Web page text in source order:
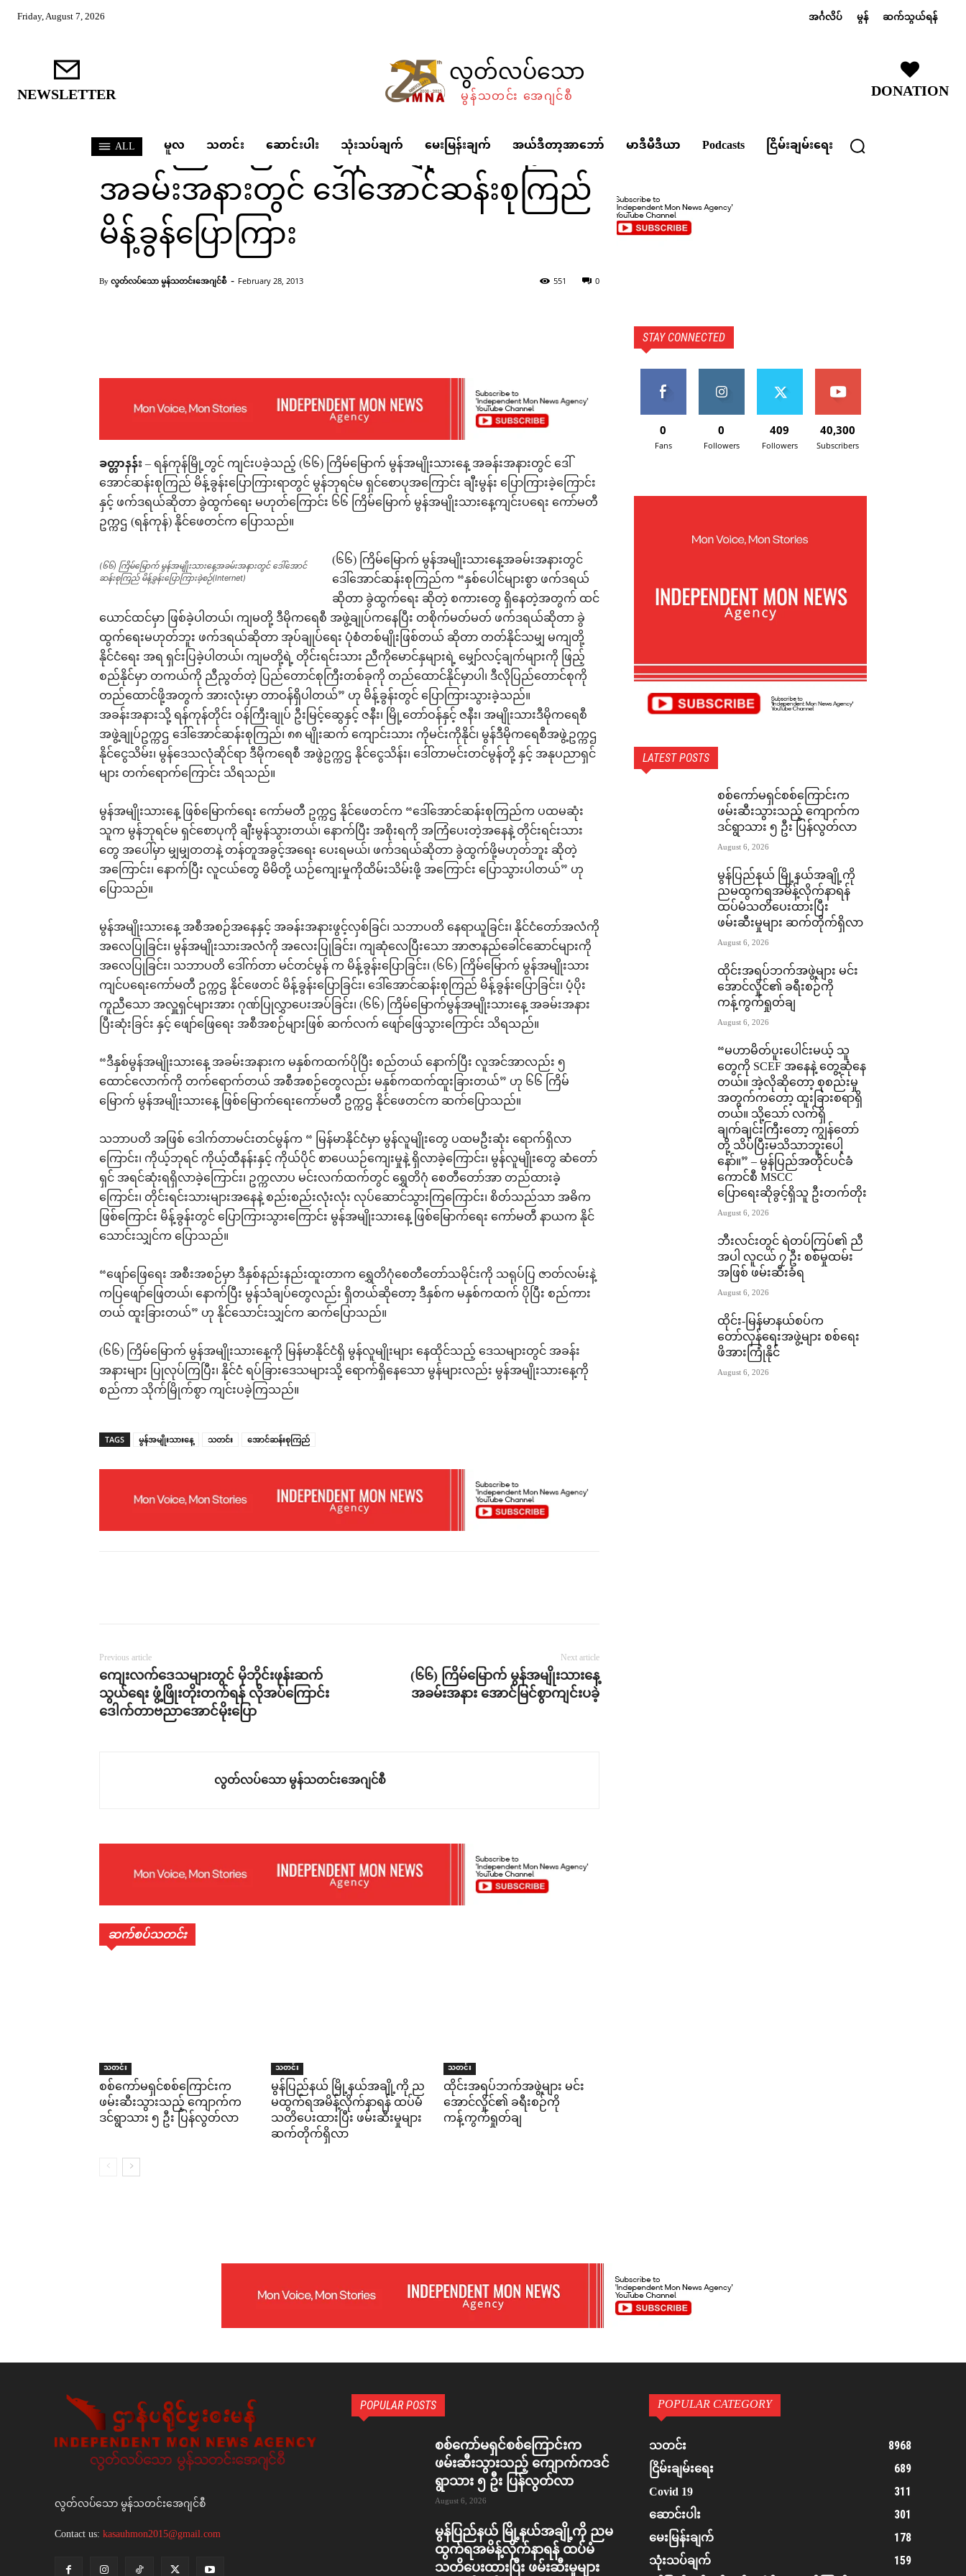
Friday, August 7, 2026 အင်္ဂလိပ် မွန် ဆက်သွယ်ရန်
NEWSLETTER လွတ်လပ်သော
မွန်သတင်း အေဂျင်စီ DONATION
ALL မူလ သတင်း ဆောင်းပါး သုံးသပ်ချက် မေးမြန်းချက် အယ်ဒီတာ့အာဘော် မာဒီမီဒီယာ Podcasts ငြိမ်းချမ်းရေး
Home သတင်း (၆၆) ကြိမ်မြောက် မွန်အမျိုးသားနေ့အခမ်းအနားတွင် ဒေါ်အောင်ဆန်းစုကြည် မိန့်ခွန်ပြောကြား
(၆၆) ကြိမ်မြောက် မွန်အမျိုးသားနေ့
အခမ်းအနားတွင် ဒေါ်အောင်ဆန်းစုကြည်
မိန့်ခွန်ပြောကြား
By လွတ်လပ်သော မွန်သတင်းအေဂျင်စီ - February 28, 2013 0
551
ခတ္တာနန်း– ရန်ကုန်မြို့တွင် ကျင်းပခဲ့သည့် (၆၆) ကြိမ်မြောက် မွန်အမျိုးသားနေ့ အခန်းအနားတွင် ဒေါ်
အောင်ဆန်းစုကြည် မိန့်ခွန်းပြောကြားရာတွင် မွန်ဘုရင်မ ရှင်စောပုအကြောင်း ချီးမွန်း ပြောကြားခဲ့ကြောင်း
နှင့် ဖက်ဒရယ်ဆိုတာ ခွဲထွက်ရေး မဟုတ်ကြောင်း ၆၆ ကြိမ်မြောက် မွန်အမျိုးသားနေ့ကျင်းပရေး ကော်မတီ
ဥက္ကဌ (ရန်ကုန်) နိုင်ဖေတင်က ပြောသည်။
(၆၆) ကြိမ်မြောက် မွန်အမျိုးသားနေ့အခမ်းအနားတွင် ဒေါ်အောင်
ဆန်းစုကြည် မိန့်ခွန်းပြောကြားခဲ့စဉ်(Internet)
(၆၆) ကြိမ်မြောက် မွန်အမျိုးသားနေ့အခမ်းအနားတွင်
ဒေါ်အောင်ဆန်းစုကြည်က “နှစ်ပေါင်များစွာ ဖက်ဒရယ်
ဆိုတာ ခွဲထွက်ရေး ဆိုတဲ့ စကားတွေ ရှိနေတဲ့အတွက် ထင်
ယောင်ထင်မှာ ဖြစ်ခဲ့ပါတယ်၊ ကျမတို့ ဒီမိုကရေစီ အဖွဲ့ချုပ်ကနေပြီး တစိုက်မတ်မတ် ဖက်ဒရယ်ဆိုတာ ခွဲ
ထွက်ရေးမဟုတ်ဘူး ဖက်ဒရယ်ဆိုတာ အုပ်ချုပ်ရေး ပုံစံတစ်မျိုးဖြစ်တယ် ဆိုတာ တတ်နိုင်သမျှ မကျတို့
နိုင်ငံရေး အရ ရှင်းပြခဲ့ပါတယ်၊ ကျမတို့ရဲ့ တိုင်းရင်းသား ညီကိုမောင်နှများရဲ့ မျှော်လင့်ချက်များကို ဖြည့်
စည်နိုင်မှာ တကယ်ကို ညီညွတ်တဲ့ ပြည်တောင်စုကြီးတစ်ခုကို တည်ထောင်နိုင်မှာပါ၊ ဒီလိုပြည်တောင်စုကို
တည်ထောင်ဖို့အတွက် အားလုံးမှာ တာဝန်ရှိပါတယ်” ဟု မိန့်ခွန်းတွင် ပြောကြားသွားခဲ့သည်။
အခန်းအနားသို့ ရန်ကုန်တိုင်း ဝန်ကြီးချုပ် ဦးမြင့်ဆွေနှင့် ဇနီး၊ မြို့တော်ဝန်နှင့် ဇနီး၊ အမျိုးသားဒီမိုကရေစီ
အဖွဲ့ချုပ်ဥက္ကဌ ဒေါ်အောင်ဆန်းစုကြည်၊ ၈၈ မျိုးဆက် ကျောင်းသား ကိုမင်းကိုနိုင်၊ မွန်ဒီမိုကရေစီအဖွဲ့ဥက္ကဌ
နိုင်ငွေသိမ်း၊ မွန်ဒေသလုံဆိုင်ရာ ဒီမိုကရေစီ အဖွဲဥက္ကဌ နိုင်ငွေသိန်း၊ ဒေါ်တာမင်းတင်မွန်တို့ နှင့် အနုပညာရှင်
များ တက်ရောက်ကြောင်း သိရသည်။
မွန်အမျိုးသားနေ့ ဖြစ်မြောက်ရေး ကော်မတီ ဥက္ကဌ နိုင်ဖေတင်က “ဒေါ်အောင်ဆန်းစုကြည်က ပထမဆုံး
သူက မွန်ဘုရင်မ ရှင်စောပုကို ချီးမွန်သွားတယ်၊ နောက်ပြီး အစိုးရကို အကြံပေးတဲ့အနေနဲ့ တိုင်းရင်းသား
တွေ အပေါ်မှာ မျှမျှတတနဲ့ တန်တူအခွင့်အရေး ပေးရမယ်၊ ဖက်ဒရယ်ဆိုတာ ခွဲထွက်ဖို့မဟုတ်ဘူး ဆိုတဲ့
အကြောင်း၊ နောက်ပြီး လူငယ်တွေ မိမိတို့ ယဉ်ကျေးမှုကိုထိမ်းသိမ်းဖို့ အကြောင်း ပြောသွားပါတယ်” ဟု
ပြောသည်။
မွန်အမျိုးသားနေ့ အစီအစဉ်အနေနှင့် အခန်းအနားဖွင့်လှစ်ခြင်၊ သဘာပတိ နေရာယူခြင်း၊ နိုင်ငံတော်အလံကို
အလေပြုခြင်း၊ မွန်အမျိုးသားအလံကို အလေးပြုခြင်း၊ ကျဆုံလေပြီးသော အာဇာနည်ခေါင်ဆောင်များကို
အလေပြုခြင်း၊ သဘာပတိ ဒေါ်က်တာ မင်တင်မွန် က မိန့်ခွန်းပြောခြင်း၊ (၆၆) ကြိမ်မြောက် မွန်အမျိုးသား
ကျင်ပရေးကော်မတီ ဥက္ကဌ နိုင်ဖေတင် မိန့်ခွန်းပြောခြင်း၊ ဒေါ်အောင်ဆန်းစုကြည် မိန့်ခွန်းပြောခြင်း၊ ပံ့ပိုး
ကူညီသော အလှူရှင်များအား ဂုဏ်ပြုလွှာပေးအပ်ခြင်း၊ (၆၆) ကြိမ်မြောက်မွန်အမျိုးသားနေ့ အခမ်းအနား
ပြီးဆုံးခြင်း နှင့် ဖျော်ဖြေရေး အစီအစဉ်များဖြစ် ဆက်လက် ဖျော်ဖြေသွားကြောင်း သိရသည်။
“ဒီနှစ်မွန်အမျိုးသားနေ့ အခမ်းအနားက မနှစ်ကထက်ပိုပြီး စည်တယ် နောက်ပြီး လူအင်အာလည်း ၅
ထောင်လောက်ကို တက်ရောက်တယ် အစီအစဉ်တွေလည်း မနှစ်ကထက်ထူးခြားတယ်” ဟု ၆၆ ကြိမ်
မြောက် မွန်အမျိုးသားနေ့ ဖြစ်မြောက်ရေးကော်မတီ ဥက္ကဌ နိုင်ဖေတင်က ဆက်ပြောသည်။
သဘာပတိ အဖြစ် ဒေါက်တာမင်းတင်မွန်က “ မြန်မာနိုင်ငံမှာ မွန်လူမျိုးတွေ ပထမဦးဆုံး ရောက်ရှိလာ
ကြောင်း၊ ကိုယ့်ဘုရင် ကိုယ့်ထီနန်းနှင့် ကိုယ်ပိုင် စာပေယဉ်ကျေးမှုနဲ့ ရှိလာခဲ့ကြောင်း၊ မွန်လူမျိုးတွေ ဆံတော်
ရှင် အရင်ဆုံးရရှိလာခဲ့ကြောင်း၊ ဥက္ကလာပ မင်းလက်ထက်တွင် ရွှေတိဂုံ စေတီတော်အာ တည်ထားခဲ့
ကြောင်း၊ တိုင်းရင်းသားများအနေနဲ့ စည်းစည်းလုံးလုံး လုပ်ဆောင်သွားကြကြောင်း၊ စိတ်သည်သာ အဓိက
ဖြစ်ကြောင်း မိန့်ခွန်းတွင် ပြောကြားသွားကြောင်း မွန်အမျိုးသားနေ့ ဖြစ်မြောက်ရေး ကော်မတီ နာယက နိုင်
သောင်းသျှင်က ပြောသည်။
“ဖျော်ဖြေရေး အစီးအစဉ်မှာ ဒီနှစ်နည်းနည်းထူးတာက ရွှေတိဂုံစေတီတော်သမိုင်းကို သရုပ်ပြ ဇာတ်လမ်းနဲ့
ကပြဖျော်ဖြေတယ်၊ နောက်ပြီး မွန်သံချပ်တွေလည်း ရှိတယ်ဆိုတော့ ဒီနှစ်က မနှစ်ကထက် ပိုပြီး စည်ကား
တယ် ထူးခြားတယ်” ဟု နိုင်သောင်းသျှင်က ဆက်ပြောသည်။
(၆၆) ကြိမ်မြောက် မွန်အမျိုးသားနေ့ကို မြန်မာနိုင်ငံရှိ မွန်လူမျိုးများ နေထိုင်သည့် ဒေသများတွင် အခန်း
အနားများ ပြုလုပ်ကြပြီး၊ နိုင်ငံ ရပ်ခြားဒေသများသို့ ရောက်ရှိနေသော မွန်များလည်း မွန်အမျိုးသားနေ့ကို
စည်ကာ သိုက်မြိုက်စွာ ကျင်းပခဲ့ကြသည်။
TAGS မွန်အမျိုးသားနေ့ သတင်း အောင်ဆန်းစုကြည်
Previous article
ကျေးလက်ဒေသများတွင် မိုဘိုင်းဖုန်းဆက်
သွယ်ရေး ဖွံ့ဖြိုးတိုးတက်ရန် လိုအပ်ကြောင်း
ဒေါက်တာဗညာအောင်မိုးပြော
Next article
(၆၆) ကြိမ်မြောက် မွန်အမျိုးသားနေ့
အခမ်းအနား အောင်မြင်စွာကျင်းပခဲ့
လွတ်လပ်သော မွန်သတင်းအေဂျင်စီ
ဆက်စပ်သတင်း
သတင်း
စစ်ကော်မရှင်စစ်ကြောင်းက
ဖမ်းဆီးသွားသည့် ကျောက်က
ဒင်ရွာသား ၅ ဦး ပြန်လွတ်လာ
သတင်း
မွန်ပြည်နယ် မြို့နယ်အချို့ကို ည
မထွက်ရအမိန့်လိုက်နာရန် ထပ်မံ
သတိပေးထားပြီး ဖမ်းဆီးမှုများ
ဆက်တိုက်ရှိလာ
သတင်း
ထိုင်းအရပ်ဘက်အဖွဲ့များ မင်း
အောင်လှိုင်၏ ခရီးစဉ်ကို
ကန့်ကွက်ရှုတ်ချ
STAY CONNECTED
0
Fans
0
Followers
409
Followers
40,300
Subscribers
LATEST POSTS
စစ်ကော်မရှင်စစ်ကြောင်းက
ဖမ်းဆီးသွားသည့် ကျောက်က
ဒင်ရွာသား ၅ ဦး ပြန်လွတ်လာ
August 6, 2026
မွန်ပြည်နယ် မြို့နယ်အချို့ကို
ညမထွက်ရအမိန့်လိုက်နာရန်
ထပ်မံသတိပေးထားပြီး
ဖမ်းဆီးမှုများ ဆက်တိုက်ရှိလာ
August 6, 2026
ထိုင်းအရပ်ဘက်အဖွဲ့များ မင်း
အောင်လှိုင်၏ ခရီးစဉ်ကို
ကန့်ကွက်ရှုတ်ချ
August 6, 2026
“မဟာမိတ်ပူးပေါင်းမယ့် သူ
တွေကို SCEF အနေနဲ့ တွေ့ဆုံနေ
တယ်။ အဲ့လိုဆိုတော့ စုစည်းမှု
အတွက်ကတော့ ထူးခြားစရာရှိ
တယ်။ သို့သော် လက်ရှိ
ချက်ချင်းကြီးတော့ ကျွန်တော်
တို့ သိပ်ပြီးမသိသာဘူးပေါ့
နော်။” – မွန်ပြည်အတိုင်ပင်ခံ
ကောင်စီ MSCC
ပြောရေးဆိုခွင့်ရှိသူ ဦးတက်တိုး
August 6, 2026
ဘီးလင်းတွင် ရဲတပ်ကြပ်၏ ညီ
အပါ လူငယ် ၇ ဦး စစ်မှုထမ်း
အဖြစ် ဖမ်းဆီးခံရ
August 6, 2026
ထိုင်း-မြန်မာနယ်စပ်က
တော်လှန်ရေးအဖွဲ့များ စစ်ရေး
ဖိအားကြုံနိုင်
August 6, 2026
လွတ်လပ်သော မွန်သတင်းအေဂျင်စီ
Contact us: kasauhmon2015@gmail.com
POPULAR POSTS
စစ်ကော်မရှင်စစ်ကြောင်းက
ဖမ်းဆီးသွားသည့် ကျောက်ကဒင်
ရွာသား ၅ ဦး ပြန်လွတ်လာ
August 6, 2026
မွန်ပြည်နယ် မြို့နယ်အချို့ကို ညမ
ထွက်ရအမိန့်လိုက်နာရန် ထပ်မံ
သတိပေးထားပြီး ဖမ်းဆီးမှုများ
POPULAR CATEGORY
သတင်း 8968
ငြိမ်းချမ်းရေး 689
Covid 19 311
ဆောင်းပါး 301
မေးမြန်းချက် 178
သုံးသပ်ချက် 159